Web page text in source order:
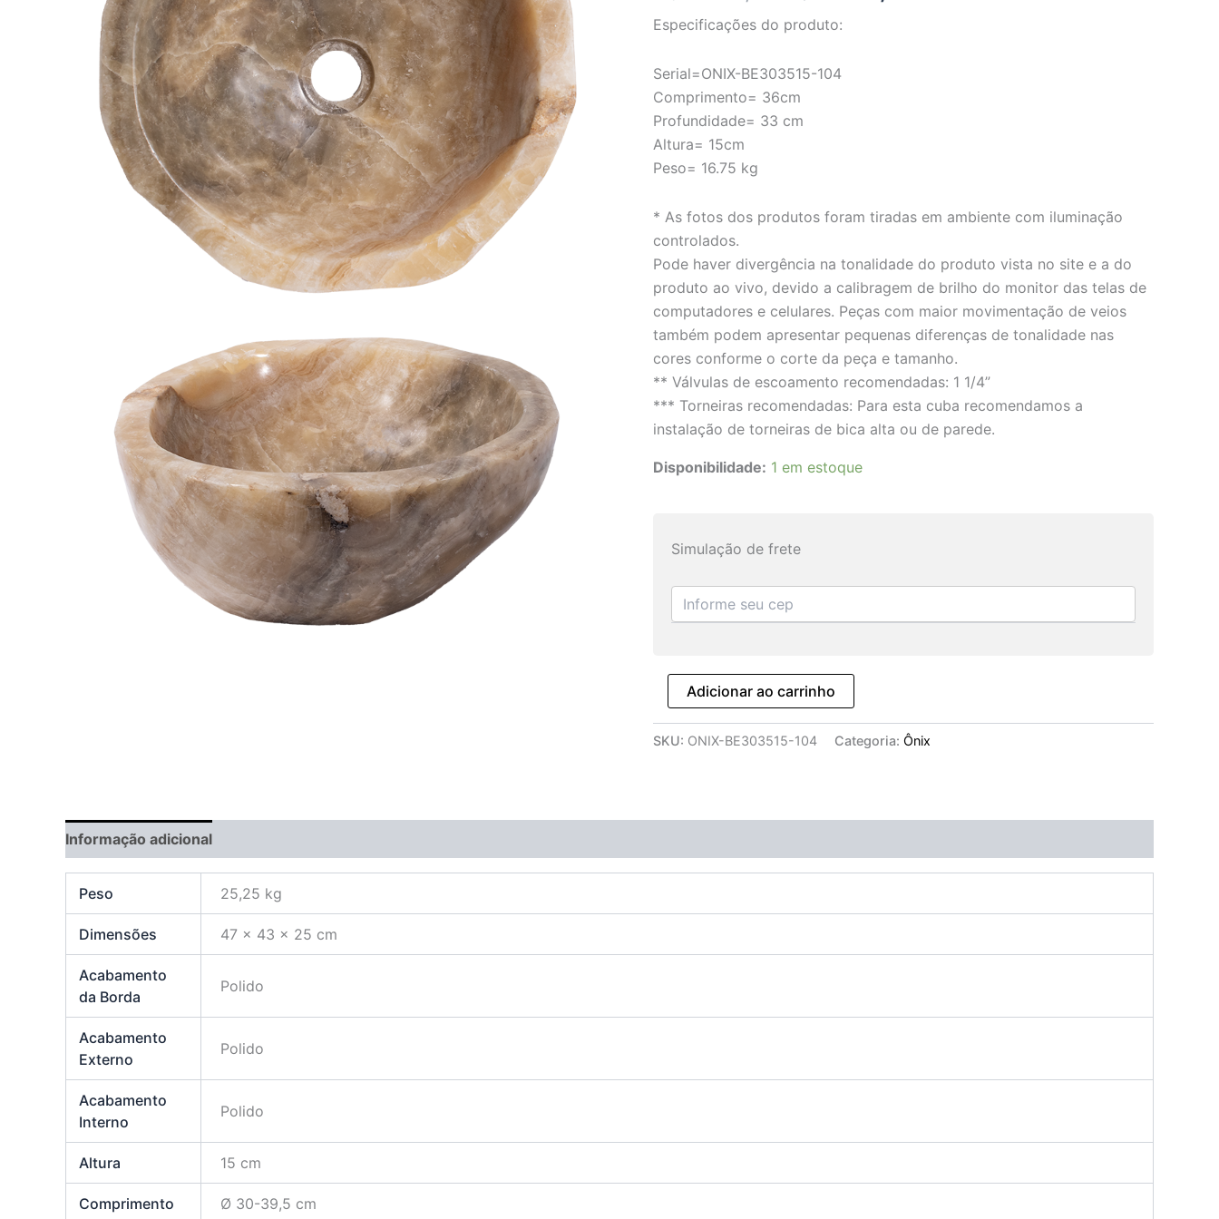
Especificações do produto:
Serial=ONIX-BE303515-104
Comprimento= 36cm
Profundidade= 33 cm
Altura= 15cm
Peso= 16.75 kg
* As fotos dos produtos foram tiradas em ambiente com iluminação
controlados.
Pode haver divergência na tonalidade do produto vista no site e a do
produto ao vivo, devido a calibragem de brilho do monitor das telas de
computadores e celulares. Peças com maior movimentação de veios
também podem apresentar pequenas diferenças de tonalidade nas
cores conforme o corte da peça e tamanho.
** Válvulas de escoamento recomendadas: 1 1/4”
*** Torneiras recomendadas: Para esta cuba recomendamos a
instalação de torneiras de bica alta ou de parede.
Disponibilidade: 1 em estoque
Simulação de frete
polido
ÔNIX
quantidade
Adicionar ao carrinho
SKU: ONIX-BE303515-104 Categoria: Ônix
Informação adicional
Peso 25,25 kg
Dimensões 47 × 43 × 25 cm
Acabamento
da Borda
Polido
Acabamento
Externo
Polido
Acabamento
Interno
Polido
Altura 15 cm
Comprimento Ø 30-39,5 cm